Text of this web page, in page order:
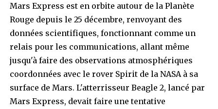
Mars Express est en orbite autour de la Planète
Rouge depuis le 25 décembre, renvoyant des
données scientifiques, fonctionnant comme un
relais pour les communications, allant même
jusqu'à faire des observations atmosphériques
coordonnées avec le rover Spirit de la NASA à sa
surface de Mars. L'atterrisseur Beagle 2, lancé par
Mars Express, devait faire une tentative